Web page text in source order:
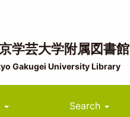
学芸大学附属図書館
Gakugei University Library
Search